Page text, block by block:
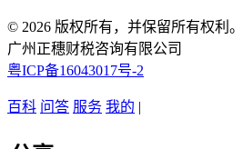
© 2026 版权所有，并保留所有权利。
广州正穗财税咨询有限公司
粤ICP备16043017号-2
百科 问答 服务 我的 |